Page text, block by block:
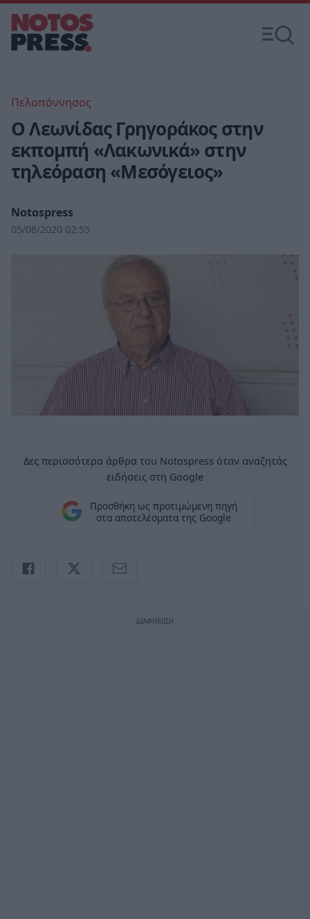
Πελοπόννησος
O Λεωνίδας Γρηγοράκος στην
εκπομπή «Λακωνικά» στην
τηλεόραση «Μεσόγειος»
Notospress
05/08/2020 02:55
Δες περισσότερα άρθρα του Notospress όταν αναζητάς
ειδήσεις στη Google
Προσθήκη ως προτιμώμενη πηγή
στα αποτελέσματα της Google